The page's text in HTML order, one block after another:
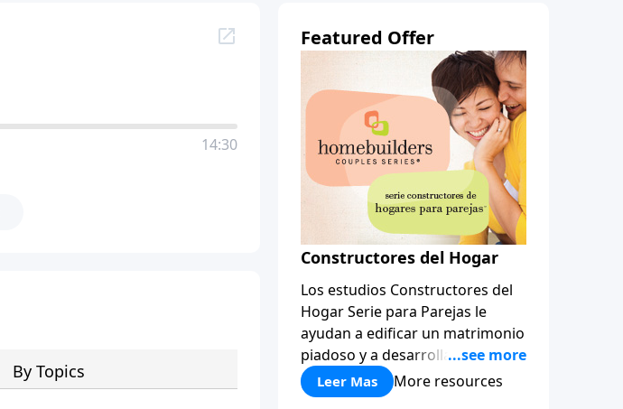
14:30
By Topics
Featured Offer
Constructores del Hogar
Los estudios Constructores del
Hogar Serie para Parejas le
ayudan a edificar un matrimonio
piadoso y a desarrollar
amistades que duren para toda
la vida. ¡Únase a uno de los
Leer Mas More resources